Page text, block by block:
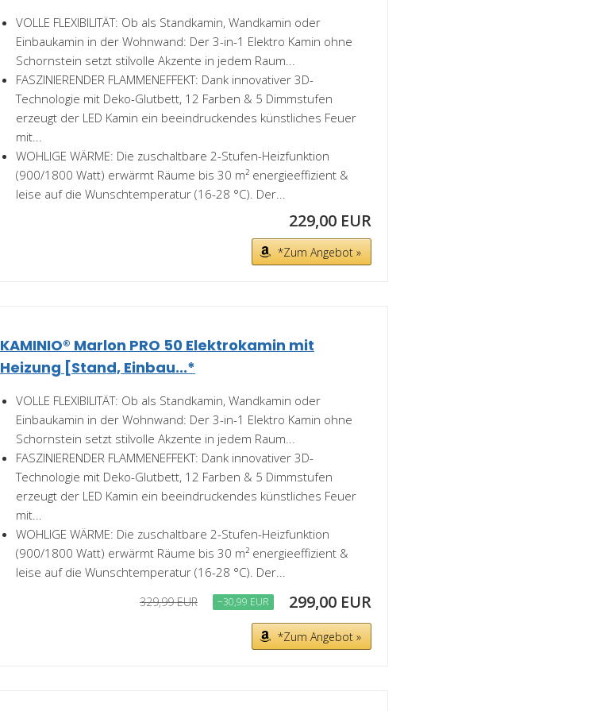
VOLLE FLEXIBILITÄT: Ob als Standkamin, Wandkamin oder
Einbaukamin in der Wohnwand: Der 3-in-1 Elektro Kamin ohne
Schornstein setzt stilvolle Akzente in jedem Raum...
FASZINIERENDER FLAMMENEFFEKT: Dank innovativer 3D-
Technologie mit Deko-Glutbett, 12 Farben & 5 Dimmstufen
erzeugt der LED Kamin ein beeindruckendes künstliches Feuer
mit...
WOHLIGE WÄRME: Die zuschaltbare 2-Stufen-Heizfunktion
(900/1800 Watt) erwärmt Räume bis 30 m² energieeffizient &
leise auf die Wunschtemperatur (16-28 °C). Der...
229,00 EUR
*Zum Angebot »
KAMINIO® Marlon PRO 50 Elektrokamin mit
Heizung [Stand, Einbau...*
VOLLE FLEXIBILITÄT: Ob als Standkamin, Wandkamin oder
Einbaukamin in der Wohnwand: Der 3-in-1 Elektro Kamin ohne
Schornstein setzt stilvolle Akzente in jedem Raum...
FASZINIERENDER FLAMMENEFFEKT: Dank innovativer 3D-
Technologie mit Deko-Glutbett, 12 Farben & 5 Dimmstufen
erzeugt der LED Kamin ein beeindruckendes künstliches Feuer
mit...
WOHLIGE WÄRME: Die zuschaltbare 2-Stufen-Heizfunktion
(900/1800 Watt) erwärmt Räume bis 30 m² energieeffizient &
leise auf die Wunschtemperatur (16-28 °C). Der...
329,99 EUR −30,99 EUR 299,00 EUR
*Zum Angebot »